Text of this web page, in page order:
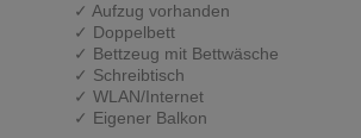
Aufzug vorhanden
Doppelbett
Bettzeug mit Bettwäsche
Schreibtisch
WLAN/Internet
Eigener Balkon